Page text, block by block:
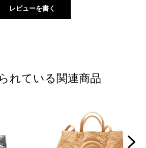
れている関連商品